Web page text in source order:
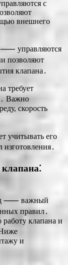
с
внешнего
⸺ управляются
позволяют
клапана․
требует
Важно
скорость
учитывать его
⸺ важный
правил․
клапана и
и